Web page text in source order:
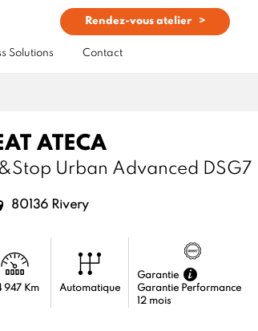
Rendez-vous atelier
Solutions Contact
ATECA
Urban Advanced DSG7
80136 Rivery
947 Km Automatique
Garantie
Garantie Performance
12 mois